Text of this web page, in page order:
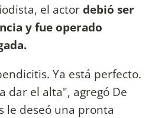
el actordebió ser
y fue operado
Ya está perfecto.
dar el alta", agregó De
le deseó una pronta